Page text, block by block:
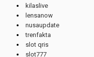
kilaslive
lensanow
nusaupdate
trenfakta
slot qris
slot777